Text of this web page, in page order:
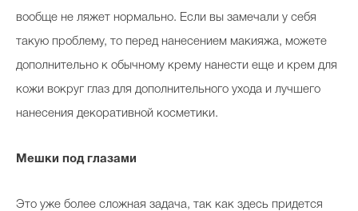
вообще не ляжет нормально. Если вы замечали у себя
такую проблему, то перед нанесением макияжа, можете
дополнительно к обычному крему нанести еще и крем для
кожи вокруг глаз для дополнительного ухода и лучшего
нанесения декоративной косметики.
Мешки под глазами
Это уже более сложная задача, так как здесь придется